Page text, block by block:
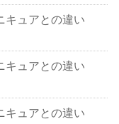
キュアとの違い
キュアとの違い
キュアとの違い